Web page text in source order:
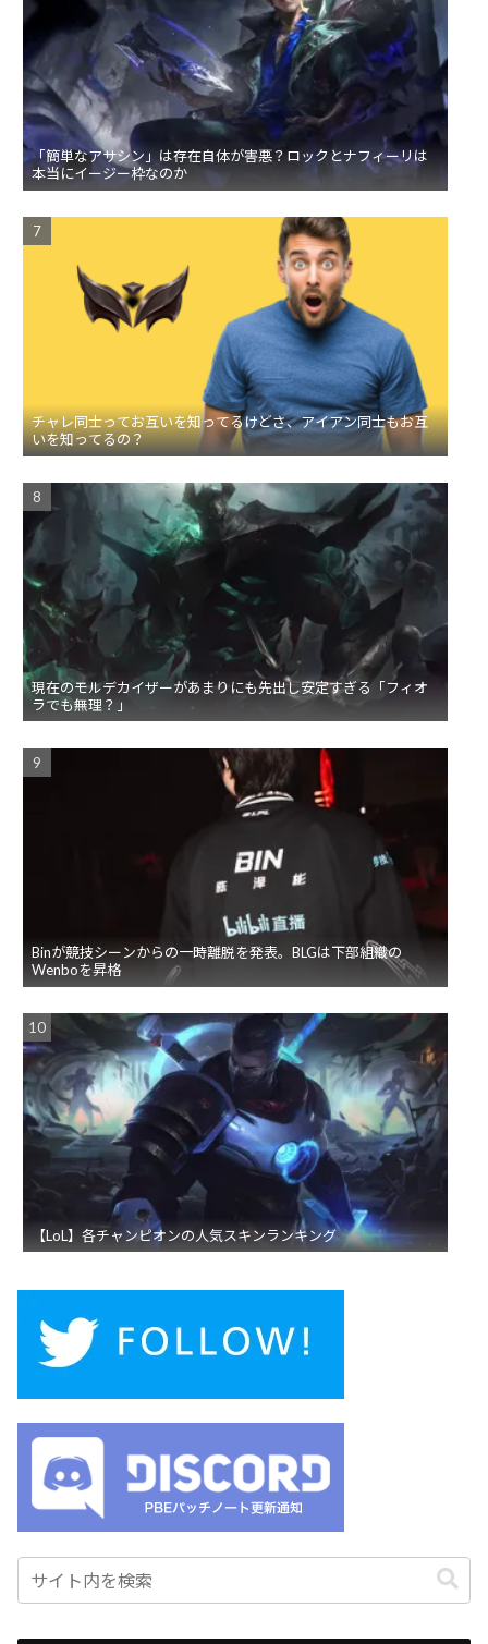
「簡単なアサシン」は存在自体が害悪？ロックとナフィーリは
本当にイージー枠なのか
チャレ同士ってお互いを知ってるけどさ、アイアン同士もお互
いを知ってるの？
現在のモルデカイザーがあまりにも先出し安定すぎる「フィオ
ラでも無理？」
Binが競技シーンからの一時離脱を発表。BLGは下部組織の
Wenboを昇格
【LoL】各チャンピオンの人気スキンランキング